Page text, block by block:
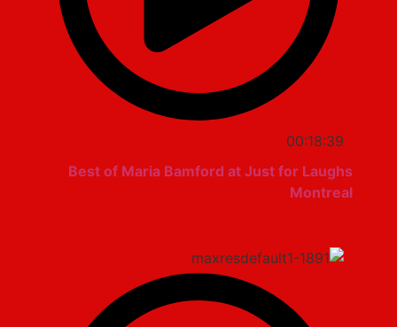
00:18:39
Best of Maria Bamford at Just for Laughs
Montreal